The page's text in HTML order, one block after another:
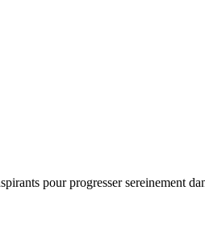
pour progresser sereinement